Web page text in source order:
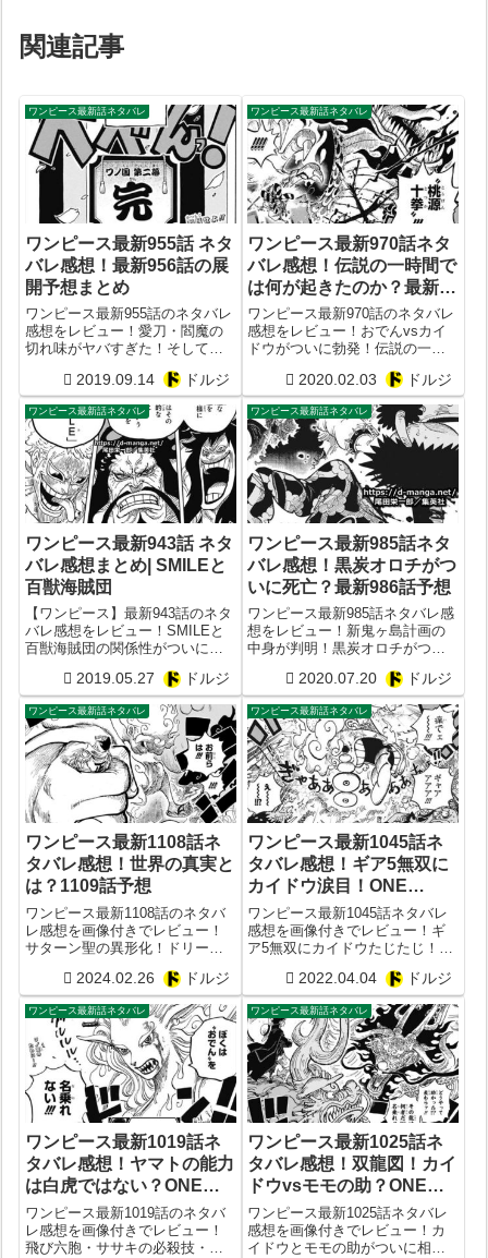
関連記事
ワンピース最新話ネタバレ
ワンピース最新955話 ネタ
バレ感想！最新956話の展
開予想まとめ
ワンピース最新955話のネタバレ
感想をレビュー！愛刀・閻魔の
切れ味がヤバすぎた！そして、
りの日を迎える！果たしてカイ
ドウに勝つることはできるの
か？
2019.09.14 ドルジ
ワンピース最新話ネタバレ
ワンピース最新970話ネタ
バレ感想！伝説の一時間で
は何が起きたのか？最新
971話予想まとめ
ワンピース最新970話のネタバレ
感想をレビュー！おでんvsカイ
ドウがついに勃発！伝説の一時
意外とカイドウ弱すぎると判
明？
2020.02.03 ドルジ
ワンピース最新話ネタバレ
ワンピース最新943話 ネタ
バレ感想まとめ| SMILEと
百獣海賊団
【ワンピース】最新943話のネタ
バレ感想をレビュー！SMILEと
百獣海賊団の関係性がついに判
ぶりにタッグを！？
2019.05.27 ドルジ
ワンピース最新話ネタバレ
ワンピース最新985話ネタ
バレ感想！黒炭オロチがつ
いに死亡？最新986話予想
ワンピース最新985話ネタバレ感
想をレビュー！新鬼ヶ島計画の
中身が判明！黒炭オロチがつい
986話予想2020.07.20 ドルジ
ワンピース最新話ネタバレ
ワンピース最新1108話ネ
タバレ感想！世界の真実と
は？1109話予想
ワンピース最新1108話のネタバ
レ感想を画像付きでレビュー！
サターン聖の異形化！ドリーた
界の真実とは？1109話予想
2024.02.26 ドルジ
ワンピース最新話ネタバレ
ワンピース最新1045話ネ
タバレ感想！ギア5無双に
カイドウ涙目！ONE
PIECE1046話予想
ワンピース最新1045話ネタバレ
感想を画像付きでレビュー！ギ
ア5無双にカイドウたじたじ！
2022.04.04 ドルジ
ワンピース最新話ネタバレ
ワンピース最新1019話ネ
タバレ感想！ヤマトの能力
は白虎ではない？ONE
PIECE最新1020話予想
【ヘリケラトプス】
ワンピース最新1019話のネタバ
レ感想を画像付きでレビュー！
飛び六胞・ササキの必殺技・ヘ
ワンピース最新話ネタバレ
ワンピース最新1025話ネ
タバレ感想！双龍図！カイ
ドウvsモモの助？ONE
PIECE最新1026話予想
ワンピース最新1025話ネタバレ
感想を画像付きでレビュー！カ
イドウとモモの助がついに相見